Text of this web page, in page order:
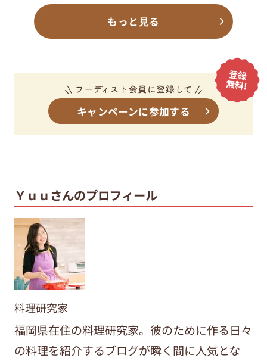
もっと見る
キャンペーンに参加する
Ｙｕｕさんのプロフィール
料理研究家
福岡県在住の料理研究家。彼のために作る日々
の料理を紹介するブログが瞬く間に人気とな